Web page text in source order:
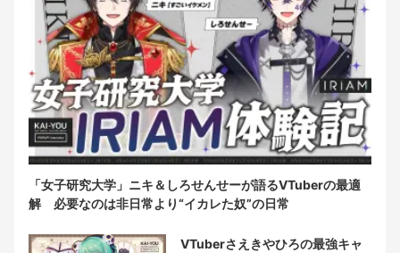
「女子研究大学」ニキ＆しろせんせーが語るVTuberの最適
解 必要なのは非日常より“イカレた奴”の日常
VTuberさえきやひろの最強キャ